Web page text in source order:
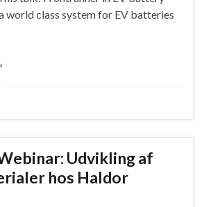
world class system for EV batteries
Udvikling af
hos Haldor